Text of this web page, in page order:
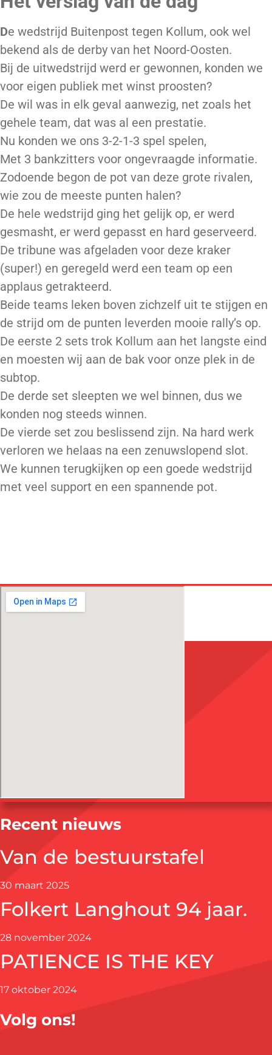
De wedstrijd Buitenpost tegen Kollum, ook wel
bekend als de derby van het Noord-Oosten.
Bij de uitwedstrijd werd er gewonnen, konden we
voor eigen publiek met winst proosten?
De wil was in elk geval aanwezig, net zoals het
gehele team, dat was al een prestatie.
Nu konden we ons 3-2-1-3 spel spelen,
Met 3 bankzitters voor ongevraagde informatie.
Zodoende begon de pot van deze grote rivalen,
wie zou de meeste punten halen?
De hele wedstrijd ging het gelijk op, er werd
gesmasht, er werd gepasst en hard geserveerd.
De tribune was afgeladen voor deze kraker
(super!) en geregeld werd een team op een
applaus getrakteerd.
Beide teams leken boven zichzelf uit te stijgen en
de strijd om de punten leverden mooie rally’s op.
De eerste 2 sets trok Kollum aan het langste eind
en moesten wij aan de bak voor onze plek in de
subtop.
De derde set sleepten we wel binnen, dus we
konden nog steeds winnen.
De vierde set zou beslissend zijn. Na hard werk
verloren we helaas na een zenuwslopend slot.
We kunnen terugkijken op een goede wedstrijd
met veel support en een spannende pot.
Recent nieuws
Van de bestuurstafel
30 maart 2025
Folkert Langhout 94 jaar.
28 november 2024
PATIENCE IS THE KEY
17 oktober 2024
Volg ons!